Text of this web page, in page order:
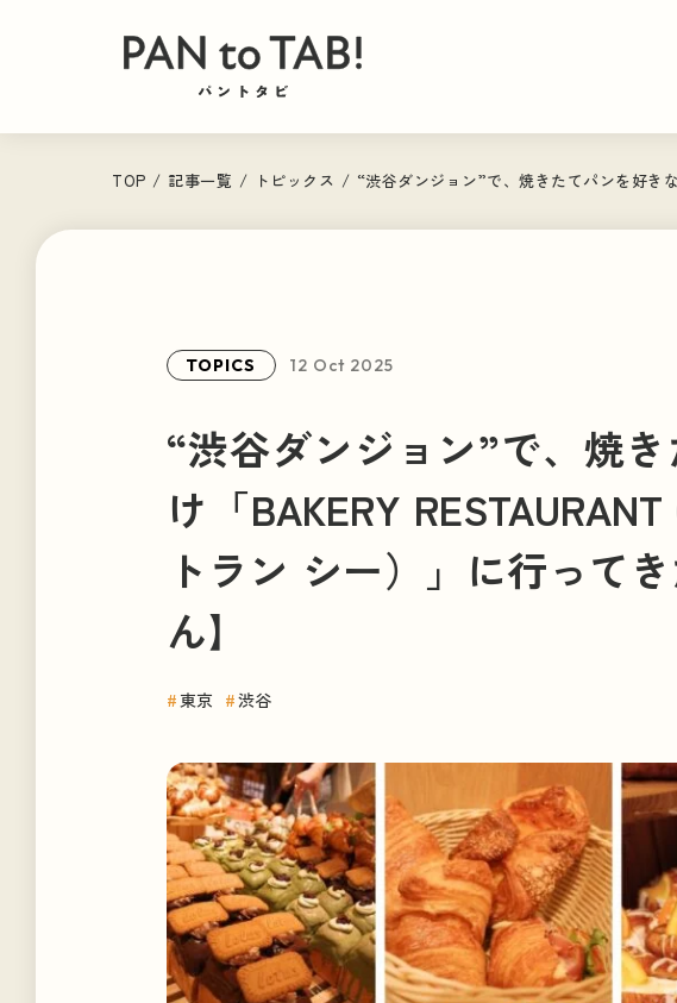
トピックス TOPICS
ポッドキャスト PODCAST
TOP / 記事一覧 / トピックス / “渋谷ダンジョン”で、焼きたてパンを好き
TOPICS 12 Oct 2025
“渋谷ダンジョン”で、焼
け「BAKERY
トラン シー）」に行って
ん】
#東京 #渋谷